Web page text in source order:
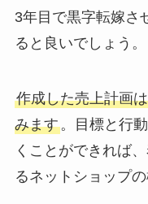
3年目で黒字転嫁さ
ると良いでしょう。
作成した売上計画
みます。目標と行
くことができれば
るネットショップ